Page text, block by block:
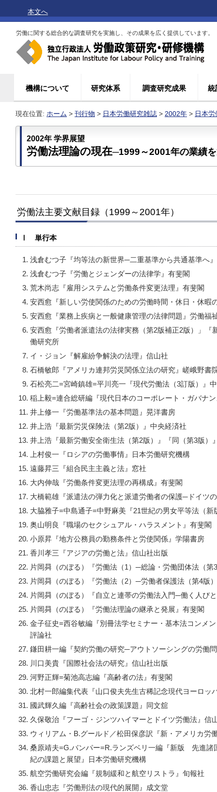
本文へ
労働に関する総合的な調査研究を実施し、その成果を広く提供しています。
機構について 研究体系 調査研究成果 統
現在位置: ホーム > 刊行物 > 日本労働研究雑誌 > 2002年 > 日本
2002年 学界展望
労働法理論の現在─1999～2001年の業績
労働法主要文献目録（1999～2001年）
Ⅰ 単行本
浅倉むつ子『均等法の新世界─二重基準から共通基準へ
浅倉むつ子『労働とジェンダーの法律学』有斐閣
荒木尚志『雇用システムと労働条件変更法理』有斐閣
安西愈『新しい労使関係のための労働時間・休日・休暇
安西愈『業務上疾病と一般健康管理の法律問題』労働福
安西愈『労働者派遣法の法律実務（第2版補正2版）」『
働研究所
イ・ジョン『解雇紛争解決の法理』信山社
石橋敏郎『アメリカ連邦労災関係立法の研究』嵯峨野書
石松亮二=宮崎鎮雄=平川亮一『現代労働法（3訂版）』
稲上毅=連合総研編『現代日本のコーポレート・ガバナ
井上修一『労働基準法の基本問題』晃洋書房
井上浩『最新労災保険法（第2版）』中央経済社
井上浩『最新労働安全衛生法（第2版）』『同（第3版）
上村俊一『ロシアの労働事情』日本労働研究機構
遠藤昇三『組合民主主義と法』窓社
大内伸哉『労働条件変更法理の再構成』有斐閣
大橋範雄『派遣法の弾力化と派遣労働者の保護─ドイツ
大脇雅子=中島通子=中野麻美『21世紀の男女平等法（新
奥山明良『職場のセクシュアル・ハラスメント』有斐閣
小原昇『地方公務員の勤務条件と労使関係』学陽書房
香川孝三『アジアの労働と法』信山社出版
片岡曻（のぼる）『労働法（1）─総論・労働団体法（第
片岡曻（のぼる）『労働法（2）─労働者保護法（第4版
片岡曻（のぼる）『自立と連帯の労働法入門─働く人び
片岡曻（のぼる）『労働法理論の継承と発展』有斐閣
金子征史=西谷敏編『別冊法学セミナー・基本法コンメ
評論社
鎌田耕一編『契約労働の研究─アウトソーシングの労働
川口美貴『国際社会法の研究』信山社出版
河野正輝=菊池高志編『高齢者の法』有斐閣
北村一郎編集代表『山口俊夫先生古稀記念現代ヨーロッ
國武輝久編『高齢社会の政策課題』同文舘
久保敬治『フーゴ・ジンツハイマーとドイツ労働法』信
ウィリアム・B.グールド／松田保彦訳『新・アメリカ労
桑原靖夫=G.バンパー=R.ランズベリ一編『新版 先進諸
紀の課題と展望』日本労働研究機構
航空労働研究会編『規制緩和と航空リストラ』旬報社
香山忠志『労働刑法の現代的展開』成文堂